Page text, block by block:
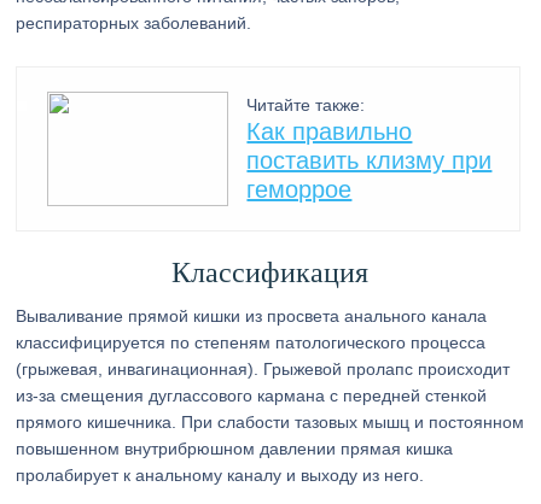
респираторных заболеваний.
Читайте также:
Как правильно
поставить клизму при
геморрое
Классификация
Вываливание прямой кишки из просвета анального канала
классифицируется по степеням патологического процесса
(грыжевая, инвагинационная). Грыжевой пролапс происходит
из-за смещения дуглассового кармана с передней стенкой
прямого кишечника. При слабости тазовых мышц и постоянном
повышенном внутрибрюшном давлении прямая кишка
пролабирует к анальному каналу и выходу из него.